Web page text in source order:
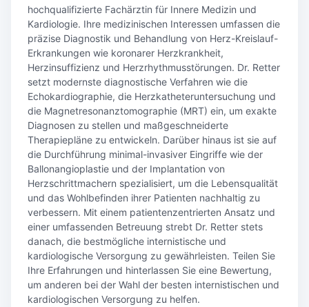
hochqualifizierte Fachärztin für Innere Medizin und
Kardiologie. Ihre medizinischen Interessen umfassen die
präzise Diagnostik und Behandlung von Herz-Kreislauf-
Erkrankungen wie koronarer Herzkrankheit,
Herzinsuffizienz und Herzrhythmusstörungen. Dr. Retter
setzt modernste diagnostische Verfahren wie die
Echokardiographie, die Herzkatheteruntersuchung und
die Magnetresonanztomographie (MRT) ein, um exakte
Diagnosen zu stellen und maßgeschneiderte
Therapiepläne zu entwickeln. Darüber hinaus ist sie auf
die Durchführung minimal-invasiver Eingriffe wie der
Ballonangioplastie und der Implantation von
Herzschrittmachern spezialisiert, um die Lebensqualität
und das Wohlbefinden ihrer Patienten nachhaltig zu
verbessern. Mit einem patientenzentrierten Ansatz und
einer umfassenden Betreuung strebt Dr. Retter stets
danach, die bestmögliche internistische und
kardiologische Versorgung zu gewährleisten. Teilen Sie
Ihre Erfahrungen und hinterlassen Sie eine Bewertung,
um anderen bei der Wahl der besten internistischen und
kardiologischen Versorgung zu helfen.